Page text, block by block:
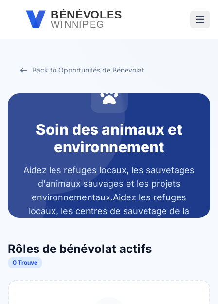
Passer au contenu principal
BÉNÉVOLES
WINNIPEG
Back to Opportunités de Bénévolat
Soin des animaux et
environnement
Aidez les refuges locaux, les sauvetages
d'animaux sauvages et les projets
environnementaux.Aidez les refuges
locaux, les centres de sauvetage de la
Rôles de bénévolat actifs
0 Trouvé